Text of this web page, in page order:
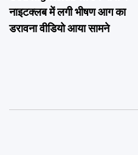
नाइटक्लब में लगी भीषण आग का
डरावना वीडियो आया सामने